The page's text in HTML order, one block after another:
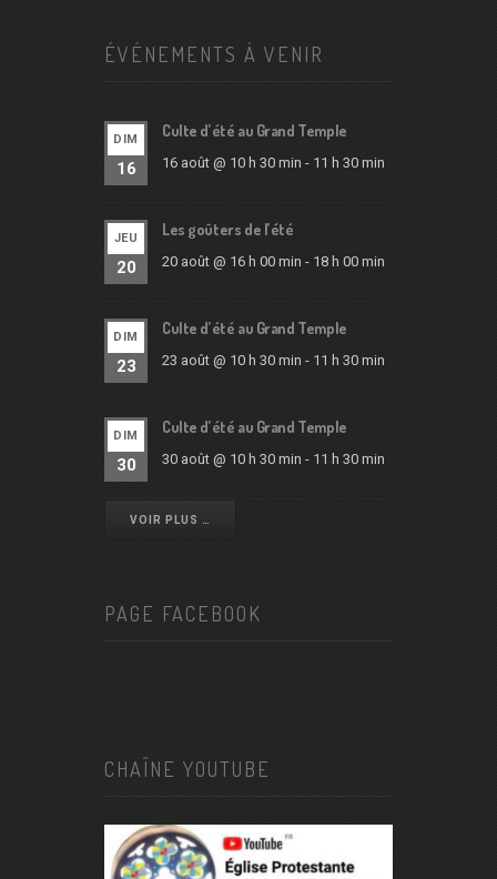
ÉVÉNEMENTS À VENIR
DIM
16
Culte d’été au Grand Temple
16 août @ 10 h 30 min - 11 h 30 min
JEU
20
Les goûters de l’été
20 août @ 16 h 00 min - 18 h 00 min
DIM
23
Culte d’été au Grand Temple
23 août @ 10 h 30 min - 11 h 30 min
DIM
30
Culte d’été au Grand Temple
30 août @ 10 h 30 min - 11 h 30 min
VOIR PLUS …
PAGE FACEBOOK
CHAÎNE YOUTUBE